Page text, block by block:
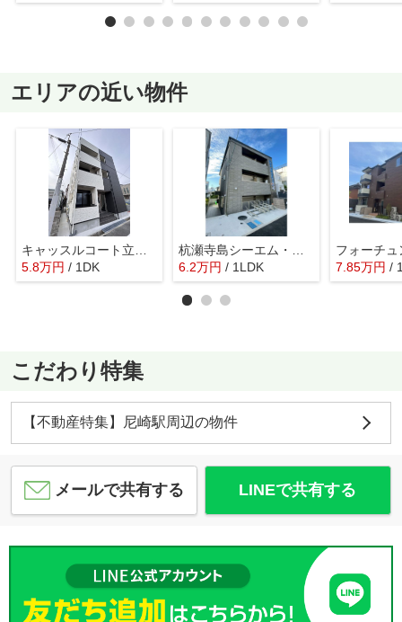
エリアの近い物件
キャッスルコート立花ウエスト
5.8万円 / 1DK
杭瀬寺島シーエム・ドゥ
6.2万円 / 1LDK
フォーチ
7.85万円 /
こだわり特集
【不動産特集】尼崎駅周辺の物件
メールで共有する LINEで共有する